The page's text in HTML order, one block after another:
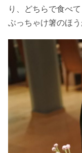
り、どちらで食べ
ぶっちゃけ箸のほ